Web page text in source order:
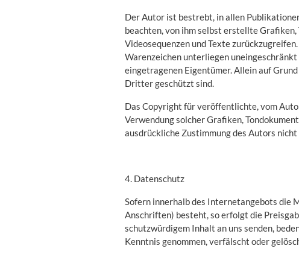
Der Autor ist bestrebt, in allen
beachten, von ihm selbst erstellte
Videosequenzen und Texte
Warenzeichen unterliegen
eingetragenen Eigentümer. Allein auf
Dritter geschützt sind.
Das Copyright für veröffentlichte, vom
Verwendung solcher Grafiken,
ausdrückliche Zustimmung des Autors
4. Datenschutz
Sofern innerhalb des Internetangebots die
Anschriften) besteht, so erfolgt die
schutzwürdigem Inhalt an uns senden,
Kenntnis genommen, verfälscht oder